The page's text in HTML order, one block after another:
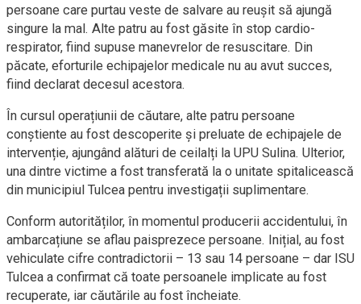
persoane care purtau veste de salvare au reușit să ajungă
singure la mal. Alte patru au fost găsite în stop cardio-
respirator, fiind supuse manevrelor de resuscitare. Din
păcate, eforturile echipajelor medicale nu au avut succes,
fiind declarat decesul acestora.
În cursul operațiunii de căutare, alte patru persoane
conștiente au fost descoperite și preluate de echipajele de
intervenție, ajungând alături de ceilalți la UPU Sulina. Ulterior,
una dintre victime a fost transferată la o unitate spitalicească
din municipiul Tulcea pentru investigații suplimentare.
Conform autorităților, în momentul producerii accidentului, în
ambarcațiune se aflau paisprezece persoane. Inițial, au fost
vehiculate cifre contradictorii – 13 sau 14 persoane – dar ISU
Tulcea a confirmat că toate persoanele implicate au fost
recuperate, iar căutările au fost încheiate.